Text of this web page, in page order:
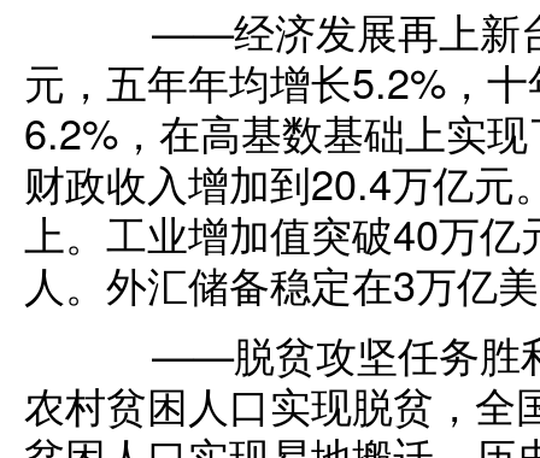
——经济发展再上新台
元，五年年均增长5.2%，
6.2%，在高基数基础上实
财政收入增加到20.4万亿元
上。工业增加值突破40万
人。外汇储备稳定在3万亿
——脱贫攻坚任务胜利
农村贫困人口实现脱贫，全